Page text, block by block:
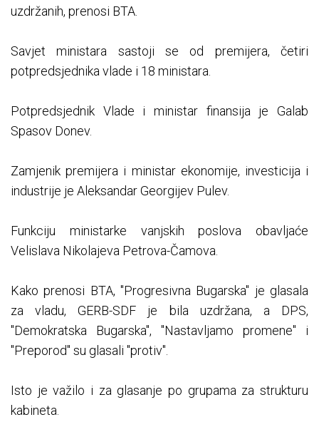
uzdržanih, prenosi BTA.
Savjet ministara sastoji se od premijera, četiri
potpredsjednika vlade i 18 ministara.
Potpredsjednik Vlade i ministar finansija je Galab
Spasov Donev.
Zamjenik premijera i ministar ekonomije, investicija i
industrije je Aleksandar Georgijev Pulev.
Funkciju ministarke vanjskih poslova obavljaće
Velislava Nikolajeva Petrova-Čamova.
Kako prenosi BTA, "Progresivna Bugarska" je glasala
za vladu, GERB-SDF je bila uzdržana, a DPS,
"Demokratska Bugarska", "Nastavljamo promene" i
"Preporod" su glasali "protiv".
Isto je važilo i za glasanje po grupama za strukturu
kabineta.